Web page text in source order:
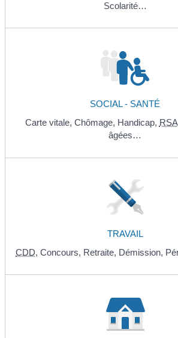
Scolarité…
SOCIAL - SANTÉ
Carte vitale, Chômage, Handicap, RSA
âgées…
TRAVAIL
CDD, Concours, Retraite, Démission,